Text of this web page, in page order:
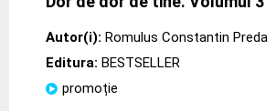
Autor(i): Romulus Constantin Preda
Editura: BESTSELLER
promoție